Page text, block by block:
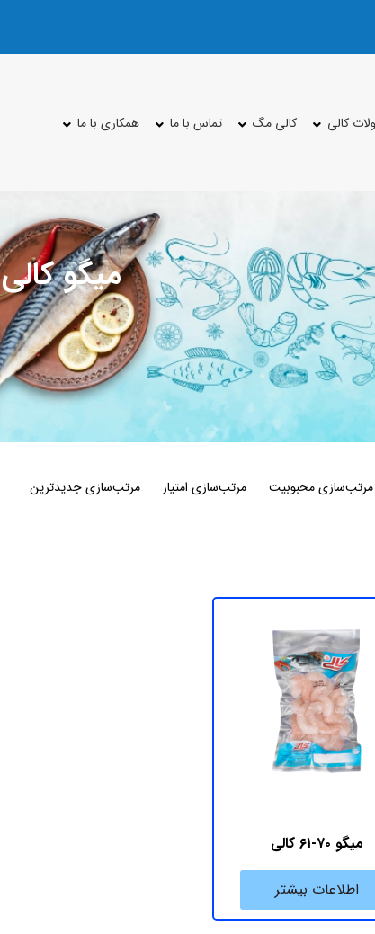
کالی کالی مگ تماس با ما همکاری با ما
میگو کالی
مرتب‌سازی محبوبیت مرتب‌سازی امتیاز
مرتب‌سازی جدیدترین
میگو ۷۰-۶۱ کالی
اطلاعات بیشتر